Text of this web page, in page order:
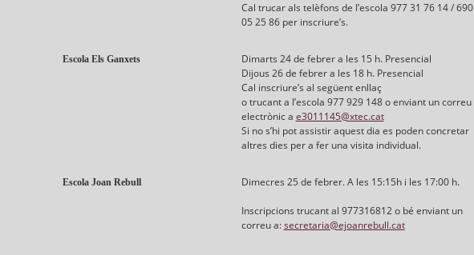
Cal trucar als telèfons de l’escola 977 31 76 14 / 690
05 25 86 per inscriure’s.
Escola Els Ganxets
Dimarts 24 de febrer a les 15 h. Presencial
Dijous 26 de febrer a les 18 h. Presencial
Cal inscriure’s al següent enllaç
o trucant a l’escola 977 929 148 o enviant un correu
electrònic a e3011145@xtec.cat
Si no s’hi pot assistir aquest dia es poden concretar
altres dies per a fer una visita individual.
Escola Joan Rebull Dimecres 25 de febrer. A les 15:15h i les 17:00 h.
Inscripcions trucant al 977316812 o bé enviant un
correu a:secretaria@ejoanrebull.cat